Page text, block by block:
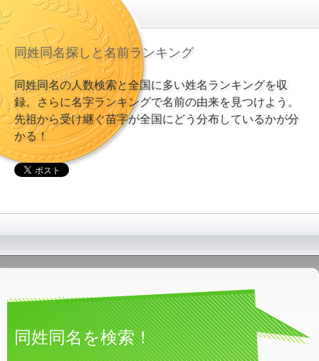
同姓同名探しと名前ランキング
同姓同名の人数検索と全国に多い姓名ランキングを収
録。さらに名字ランキングで名前の由来を見つけよう。
先祖から受け継ぐ苗字が全国にどう分布しているかが分
かる！
同姓同名を検索！